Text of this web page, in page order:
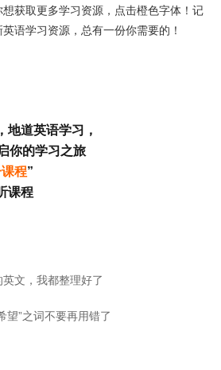
获取更多学习资源，点击橙色字体！记
语学习资源，总有一份你需要的！
地道英语学习，
你的学习之旅
程”
课程
文，我都整理好了
望”之词不要再用错了